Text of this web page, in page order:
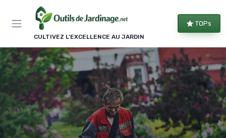
CULTIVEZ L'EXCELLENCE AU JARDIN
TOPs
Panneau de gestion des cookies